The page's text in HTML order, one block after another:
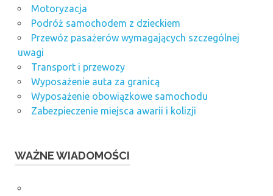
Motoryzacja
Podróż samochodem z dzieckiem
Przewóz pasażerów wymagających szczególnej
uwagi
Transport i przewozy
Wyposażenie auta za granicą
Wyposażenie obowiązkowe samochodu
Zabezpieczenie miejsca awarii i kolizji
WAŻNE WIADOMOŚCI